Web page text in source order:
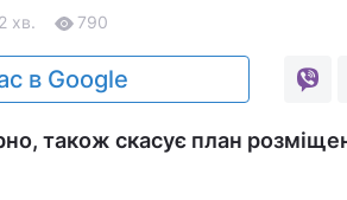
2 хв. 790
в Google
також скасує план